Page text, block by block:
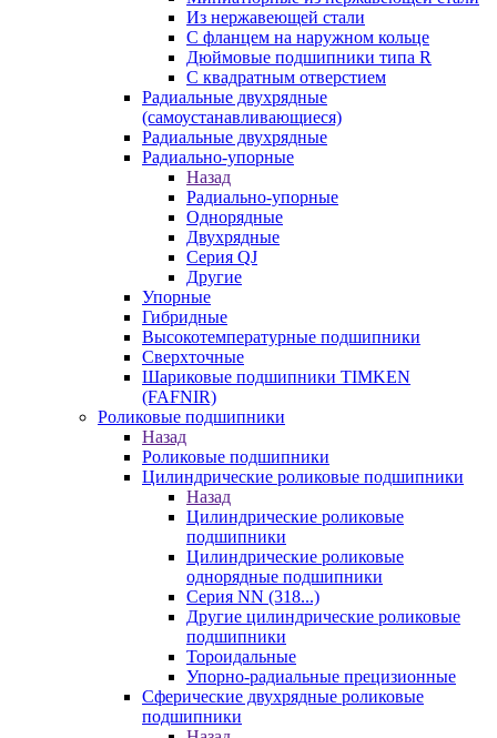
Из нержавеющей стали
С фланцем на наружном кольце
Дюймовые подшипники типа R
С квадратным отверстием
Радиальные двухрядные
(самоустанавливающиеся)
Радиальные двухрядные
Радиально-упорные
Назад
Радиально-упорные
Однорядные
Двухрядные
Серия QJ
Другие
Упорные
Гибридные
Высокотемпературные подшипники
Сверхточные
Шариковые подшипники TIMKEN
(FAFNIR)
Роликовые подшипники
Назад
Роликовые подшипники
Цилиндрические роликовые подшипники
Назад
Цилиндрические роликовые
подшипники
Цилиндрические роликовые
однорядные подшипники
Серия NN (318...)
Другие цилиндрические роликовые
подшипники
Тороидальные
Упорно-радиальные прецизионные
Сферические двухрядные роликовые
подшипники